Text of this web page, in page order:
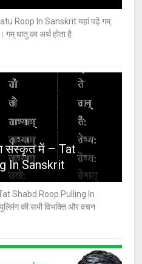
Roop In Sanskrit यहां पढ़ें गम्
धातु का अर्थ होता है
संस्कृत में – Tat
In Sanskrit
Shabd Roop Pulling In
की सभी विभक्ति और वचन